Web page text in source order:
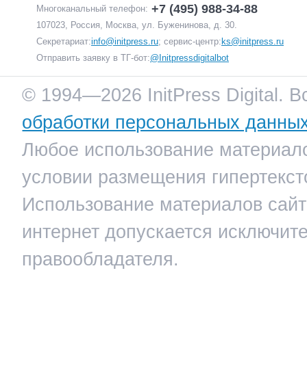
Многоканальный телефон: +7 (495) 988-34-88
107023, Россия, Москва, ул. Буженинова, д. 30.
Секретариат:info@initpress.ru; сервис-центр: ks@initpress.ru
Отправить заявку в ТГ-бот:@Initpressdigitalbot
© 1994—2026 InitPress Digital.
обработки персональных
Любое использование
условии размещения
Использование материалов
интернет допускается
правообладателя.